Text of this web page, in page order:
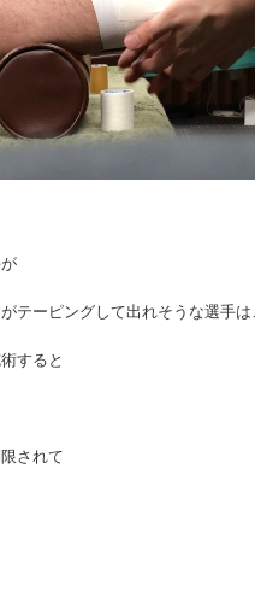
テーピングして出れそうな選手は
すると
されて